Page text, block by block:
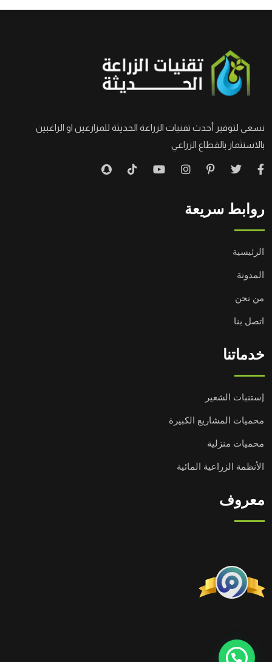
نسعى لتوفير أحدث تقنيات الزراعة الحديثة للمزارعين او الراغبين
بالاستثمار بالقطاع الزراعي
روابط سريعة
الرئيسية
المدونة
من نحن
اتصل بنا
خدماتنا
إستنبات الشعير
محميات المشاريع الكبيرة
محميات منزلية
الأنظمة الزراعية المائية
معروف